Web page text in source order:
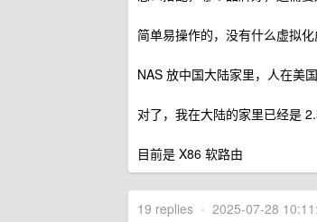
简单易操作的，没有什么虚拟
NAS 放中国大陆家里，人在美
对了，我在大陆的家里已经是
目前是 X86 软路由
19 replies • 2025-07-28